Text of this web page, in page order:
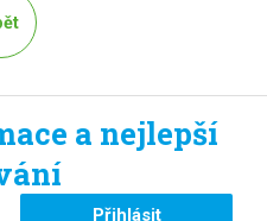
a nejlepší